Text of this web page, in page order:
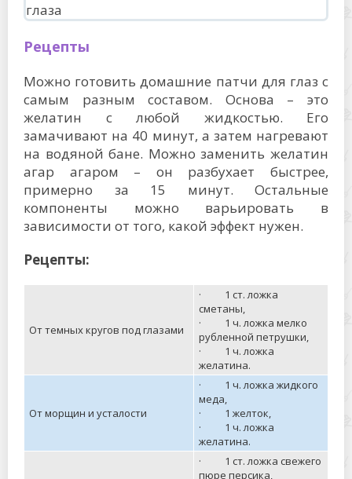
Рецепты
Можно готовить домашние патчи для глаз с
самым разным составом. Основа – это
желатин с любой жидкостью. Его
замачивают на 40 минут, а затем нагревают
на водяной бане. Можно заменить желатин
агар агаром – он разбухает быстрее,
примерно за 15 минут. Остальные
компоненты можно варьировать в
зависимости от того, какой эффект нужен.
Рецепты:
От темных кругов под глазами
· 1 ст. ложка
сметаны,
· 1 ч. ложка мелко
рубленной петрушки,
· 1 ч. ложка
желатина.
От морщин и усталости
· 1 ч. ложка жидкого
меда,
· 1 желток,
· 1 ч. ложка
желатина.
· 1 ст. ложка свежего
пюре персика,